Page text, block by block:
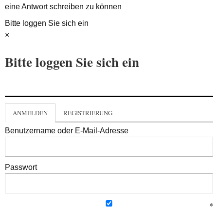
eine Antwort schreiben zu können
Bitte loggen Sie sich ein
×
Bitte loggen Sie sich ein
ANMELDEN REGISTRIERUNG
Benutzername oder E-Mail-Adresse
Passwort